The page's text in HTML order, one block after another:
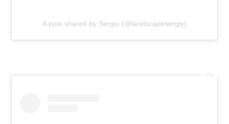
A post shared by Sergiu (@landscapesergiy)